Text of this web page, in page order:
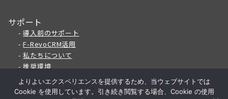
サポート
-導入前のサポート
-F-RevoCRM活用
-私たちについて
-推奨環境
よりよいエクスペリエンスを提供するため、当ウェブサイトでは
Cookie を使用しています。引き続き閲覧する場合、Cookie の使用